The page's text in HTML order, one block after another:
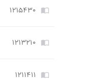
import_contacts ۱۲۱۵۴۳۰
import_contacts ۱۲۱۳۲۱۰
import_contacts ۱۲۱۱۴۱۱